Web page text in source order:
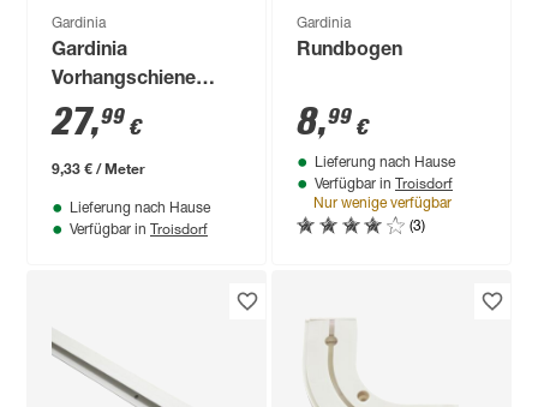
Gardinia
Gardinia
Vorhangschiene
weiß 3-läufig 300 cm
27,99 €
9,33 € / Meter
Lieferung nach Hause
Verfügbar in Troisdorf
Gardinia
Rundbogen
8,99 €
Lieferung nach Hause
Verfügbar in Troisdorf
Nur wenige verfügbar
(3)